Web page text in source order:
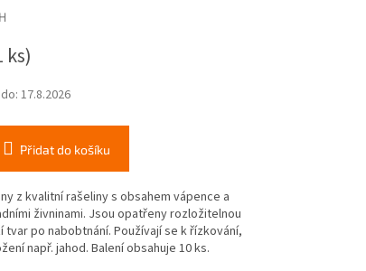
ks)
17.8.2026
Přidat do košíku
z kvalitní rašeliny s obsahem vápence a
živninami. Jsou opatřeny rozložitelnou
po nabobtnání. Používají se k řízkování,
např. jahod. Balení obsahuje 10 ks.